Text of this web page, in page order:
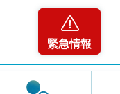
緊急情報